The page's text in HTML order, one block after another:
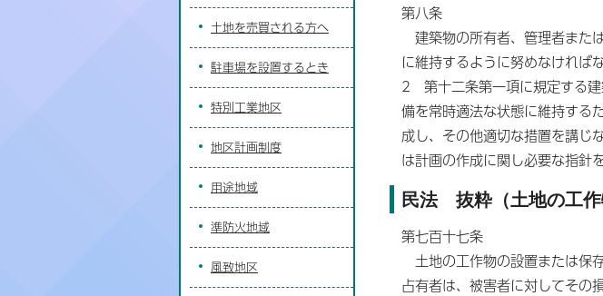
第八条
建築物の所有者、管理者また
に維持するように努めなければ
2 第十二条第一項に規定する建
備を常時適法な状態に維持する
成し、その他適切な措置を講じ
は計画の作成に関し必要な指針
民法 抜粋（土地の工作
第七百十七条
土地の工作物の設置または保
占有者は、被害者に対してその
土地を売買される方へ
駐車場を設置するとき
特別工業地区
地区計画制度
用途地域
準防火地域
風致地区